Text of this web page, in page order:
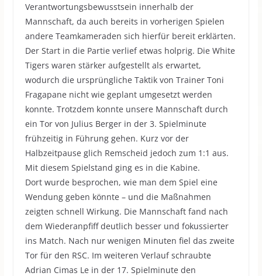
Verantwortungsbewusstsein innerhalb der
Mannschaft, da auch bereits in vorherigen Spielen
andere Teamkameraden sich hierfür bereit erklärten.
Der Start in die Partie verlief etwas holprig. Die White
Tigers waren stärker aufgestellt als erwartet,
wodurch die ursprüngliche Taktik von Trainer Toni
Fragapane nicht wie geplant umgesetzt werden
konnte. Trotzdem konnte unsere Mannschaft durch
ein Tor von Julius Berger in der 3. Spielminute
frühzeitig in Führung gehen. Kurz vor der
Halbzeitpause glich Remscheid jedoch zum 1:1 aus.
Mit diesem Spielstand ging es in die Kabine.
Dort wurde besprochen, wie man dem Spiel eine
Wendung geben könnte – und die Maßnahmen
zeigten schnell Wirkung. Die Mannschaft fand nach
dem Wiederanpfiff deutlich besser und fokussierter
ins Match. Nach nur wenigen Minuten fiel das zweite
Tor für den RSC. Im weiteren Verlauf schraubte
Adrian Cimas Le in der 17. Spielminute den